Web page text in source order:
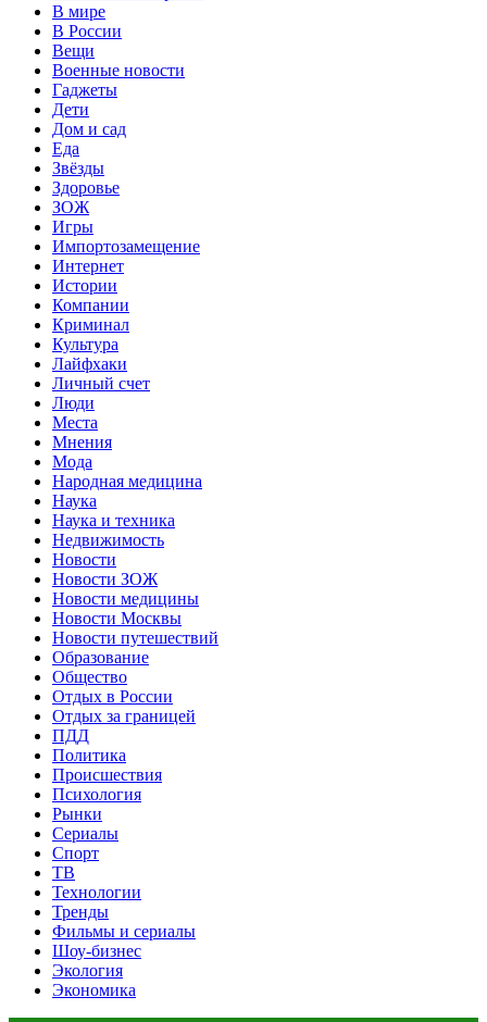
В мире
В России
Вещи
Военные новости
Гаджеты
Дети
Дом и сад
Еда
Звёзды
Здоровье
ЗОЖ
Игры
Импортозамещение
Интернет
Истории
Компании
Криминал
Культура
Лайфхаки
Личный счет
Люди
Места
Мнения
Мода
Народная медицина
Наука
Наука и техника
Недвижимость
Новости
Новости ЗОЖ
Новости медицины
Новости Москвы
Новости путешествий
Образование
Общество
Отдых в России
Отдых за границей
ПДД
Политика
Происшествия
Психология
Рынки
Сериалы
Спорт
ТВ
Технологии
Тренды
Фильмы и сериалы
Шоу-бизнес
Экология
Экономика